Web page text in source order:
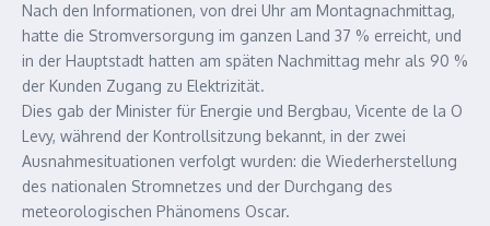
Nach den Informationen, von drei Uhr am Montagnachmittag,
hatte die Stromversorgung im ganzen Land 37 % erreicht, und
in der Hauptstadt hatten am späten Nachmittag mehr als 90 %
der Kunden Zugang zu Elektrizität.
Dies gab der Minister für Energie und Bergbau, Vicente de la O
Levy, während der Kontrollsitzung bekannt, in der zwei
Ausnahmesituationen verfolgt wurden: die Wiederherstellung
des nationalen Stromnetzes und der Durchgang des
meteorologischen Phänomens Oscar.